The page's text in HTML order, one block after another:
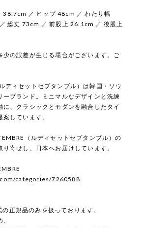
38.7cm ／ ヒップ 48cm ／ わたり幅
総丈 73cm ／ 前股上 26.1cm ／ 後股上
の誤差が生じる場合がございます。ご
ディセットセプタンブル）は韓国・ソウ
ーブランド。ミニマルなデザインと洗練
に、クラシックとモダンを融合したタイ
しています。
（ルディセットセプタンブル）の
寄せし、日本へお届けしています。
categories/7260588
正規品のみを扱っております。